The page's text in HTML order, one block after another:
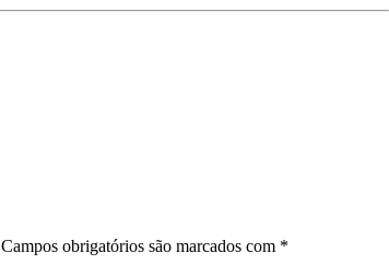
Campos obrigatórios são marcados com *